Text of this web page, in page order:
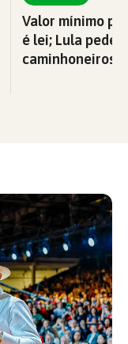
Valor mínimo
é lei; Lula pede
caminhoneiros